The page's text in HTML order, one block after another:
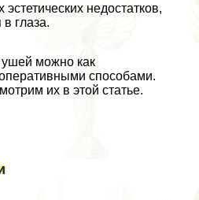
недостатков,
глаза.
ушей можно как
способами.
их в этой статье.